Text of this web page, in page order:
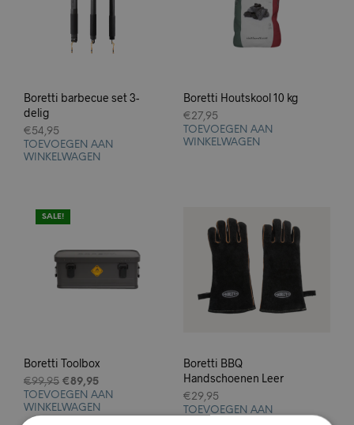
Boretti barbecue set 3-
delig
€54,95
TOEVOEGEN AAN
WINKELWAGEN
Boretti Houtskool 10 kg
€27,95
TOEVOEGEN AAN
WINKELWAGEN
SALE!
Boretti Toolbox
€99,95 €89,95
TOEVOEGEN AAN
WINKELWAGEN
Boretti BBQ
Handschoenen Leer
€29,95
TOEVOEGEN AAN